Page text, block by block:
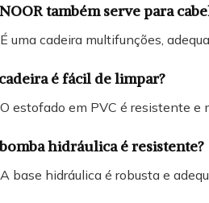
também serve para
uma cadeira multifunções,
é fácil de limpar?
estofado em PVC é resistente e
hidráulica é resistente?
base hidráulica é robusta e